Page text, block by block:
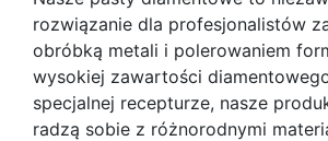
rozwiązanie dla profesjonalistów
obróbką metali i polerowaniem
wysokiej zawartości
specjalnej recepturze, nasze
radzą sobie z różnorodnymi